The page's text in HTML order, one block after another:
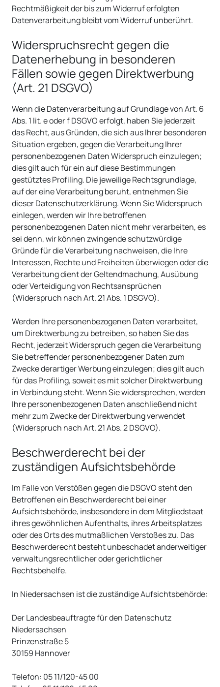
Rechtmäßigkeit der bis zum Widerruf erfolgten
Datenverarbeitung bleibt vom Widerruf unberührt.
Widerspruchsrecht gegen die
Datenerhebung in besonderen
Fällen sowie gegen Direktwerbung
(Art. 21 DSGVO)
Wenn die Datenverarbeitung auf Grundlage von Art. 6
Abs. 1 lit. e oder f DSGVO erfolgt, haben Sie jederzeit
das Recht, aus Gründen, die sich aus Ihrer besonderen
Situation ergeben, gegen die Verarbeitung Ihrer
personenbezogenen Daten Widerspruch einzulegen;
dies gilt auch für ein auf diese Bestimmungen
gestütztes Profiling. Die jeweilige Rechtsgrundlage,
auf der eine Verarbeitung beruht, entnehmen Sie
dieser Datenschutzerklärung. Wenn Sie Widerspruch
einlegen, werden wir Ihre betroffenen
personenbezogenen Daten nicht mehr verarbeiten, es
sei denn, wir können zwingende schutzwürdige
Gründe für die Verarbeitung nachweisen, die Ihre
Interessen, Rechte und Freiheiten überwiegen oder die
Verarbeitung dient der Geltendmachung, Ausübung
oder Verteidigung von Rechtsansprüchen
(Widerspruch nach Art. 21 Abs. 1 DSGVO).
Werden Ihre personenbezogenen Daten verarbeitet,
um Direktwerbung zu betreiben, so haben Sie das
Recht, jederzeit Widerspruch gegen die Verarbeitung
Sie betreffender personenbezogener Daten zum
Zwecke derartiger Werbung einzulegen; dies gilt auch
für das Profiling, soweit es mit solcher Direktwerbung
in Verbindung steht. Wenn Sie widersprechen, werden
Ihre personenbezogenen Daten anschließend nicht
mehr zum Zwecke der Direktwerbung verwendet
(Widerspruch nach Art. 21 Abs. 2 DSGVO).
Beschwerde­recht bei der
zuständigen Aufsichts­behörde
Im Falle von Verstößen gegen die DSGVO steht den
Betroffenen ein Beschwerderecht bei einer
Aufsichtsbehörde, insbesondere in dem Mitgliedstaat
ihres gewöhnlichen Aufenthalts, ihres Arbeitsplatzes
oder des Orts des mutmaßlichen Verstoßes zu. Das
Beschwerderecht besteht unbeschadet anderweitiger
verwaltungsrechtlicher oder gerichtlicher
Rechtsbehelfe.
In Niedersachsen ist die zuständige Aufsichtsbehörde:
Der Landesbeauftragte für den Datenschutz
Niedersachsen
Prinzenstraße 5
30159 Hannover
Telefon: 05 11/120-45 00